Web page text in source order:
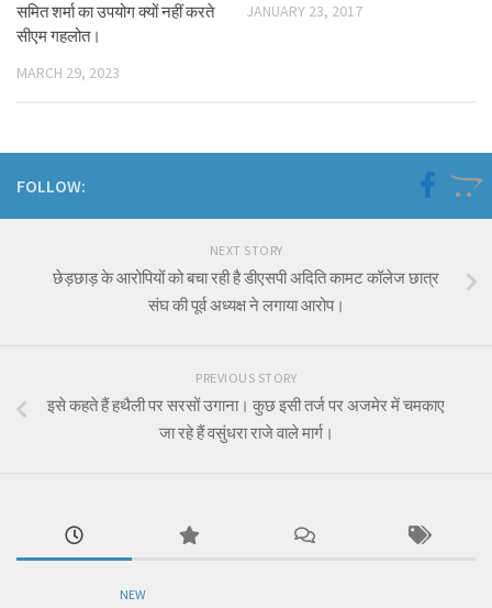
समित शर्मा का उपयोग क्यों नहीं करते
सीएम गहलोत।
MARCH 29, 2023
JANUARY 23, 2017
FOLLOW:
NEXT STORY
छेड़छाड़ के आरोपियों को बचा रही है डीएसपी अदिति कामट कॉलेज छात्र
संघ की पूर्व अध्यक्ष ने लगाया आरोप।
PREVIOUS STORY
इसे कहते हैं हथैली पर सरसों उगाना। कुछ इसी तर्ज पर अजमेर में चमकाए
जा रहे हैं वसुंधरा राजे वाले मार्ग।
NEW